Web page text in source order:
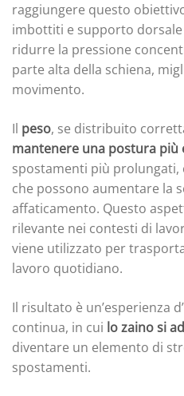
raggiungere questo
imbottiti e supporto
ridurre la pressione
parte alta della schiena,
movimento.
Il peso, se distribuito
mantenere una postura più
spostamenti più
che possono aumentare la
affaticamento. Questo
rilevante nei contesti di
viene utilizzato per
lavoro quotidiano.
Il risultato è un’esperienza
continua, in cui lo zaino si
diventare un elemento di
spostamenti.